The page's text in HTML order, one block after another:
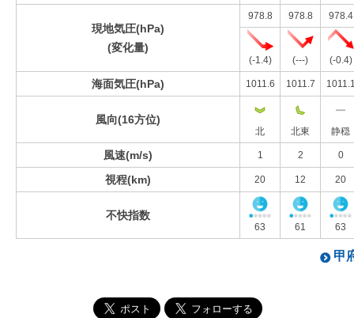
現地気圧(hPa)
(変化量)
978.8 978.8 978.4
(-1.4) (---) (-0.4)
海面気圧(hPa) 1011.6 1011.7
風向(16方位)
北 北東 静穏
風速(m/s) 1 2 0
視程(km) 20 12 20
不快指数
63 61 63
甲